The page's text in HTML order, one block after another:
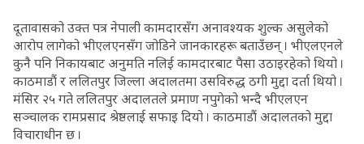
दूतावासको उक्त पत्र नेपाली कामदारसँग अनावश्यक शुल्क असुलेको
आरोप लागेको भीएलएनसँग जोडिने जानकारहरू बताउँछन् । भीएलएनले
कुनै पनि निकायबाट अनुमति नलिई कामदारबाट पैसा उठाइरहेको थियो ।
काठमाडौं र ललितपुर जिल्ला अदालतमा उसविरुद्ध ठगी मुद्दा दर्ता थियो ।
मंसिर २५ गते ललितपुर अदालतले प्रमाण नपुगेको भन्दै भीएलएन
सञ्चालक रामप्रसाद श्रेष्ठलाई सफाइ दियो । काठमाडौं अदालतको मुद्दा
विचाराधीन छ ।